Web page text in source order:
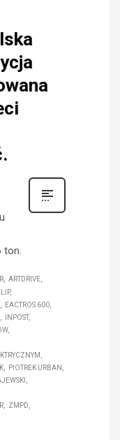
ton.
ARTDRIVE
EACTROS 600
INPOST
PIOTREK URBAN
ZMPD